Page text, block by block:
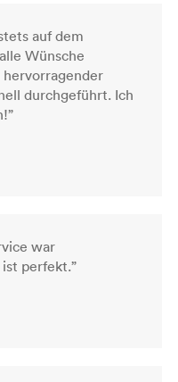
auf dem
Wünsche
durchgeführt. Ich
war
perfekt.”